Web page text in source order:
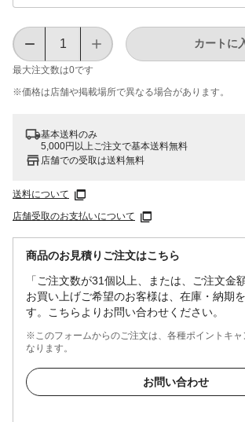
最大注文数は0です
カートに
※価格は​店舗や​掲載場所で​異なる​場合が​あります。
基本送料のみ
5,000円以上ご注文で基本送料無料
店舗での受取は送料無料
送料について
店舗受取のお支払いについて
商品のお見積りご注文はこちら
「ご注文数が31個以上、または、ご注文金
お買い上げご希望のお客様は、在庫・納期
す。こちらよりお問い合わせください。
※このフォームからのご注文は、各種ポイントキャ
なります。
お問い合わせ